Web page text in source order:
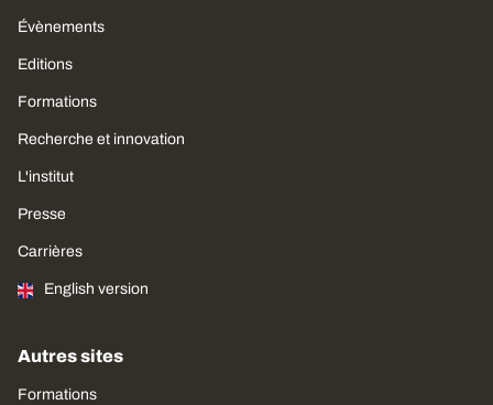
Évènements
Editions
Formations
Recherche et innovation
L'institut
Presse
Carrières
English version
Autres sites
Formations